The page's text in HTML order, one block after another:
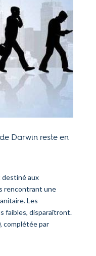
Darwin reste en
destiné aux
rencontrant une
Les
faibles, disparaîtront.
complétée par